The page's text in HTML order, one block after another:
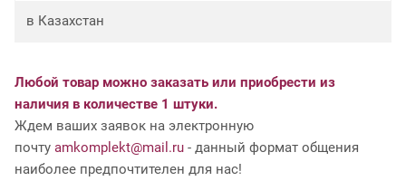
в Казахстан
Любой товар можно заказать или приобрести из
наличия в количестве 1 штуки.
Ждем ваших заявок на электронную
почту amkomplekt@mail.ru - данный формат общения
наиболее предпочтителен для нас!